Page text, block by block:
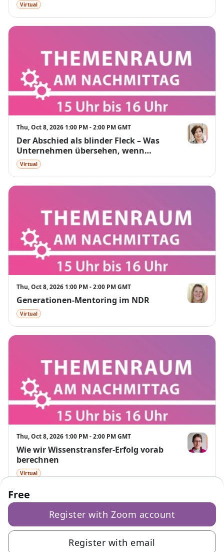
Free
Register with Zoom account
Register with email
Virtual
Thu, Oct 8, 2026 1:00 PM - 2:00 PM GMT
Der Abschied als blinder Fleck – Was
Unternehmen übersehen, wenn
Mitarbeitende gehen
Angelika
Virtual
Thu, Oct 8, 2026 1:00 PM - 2:00 PM GMT
Generationen-Mentoring im NDR Nicole
Virtual
Thu, Oct 8, 2026 1:00 PM - 2:00 PM GMT
Wie wir Wissenstransfer-Erfolg vorab
berechnen
Dr. Gundula
Virtual